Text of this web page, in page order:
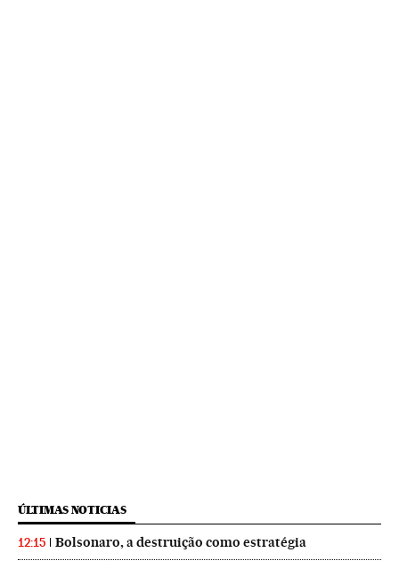
ÚLTIMAS NOTICIAS
12:15 Bolsonaro, a destruição como estratégia